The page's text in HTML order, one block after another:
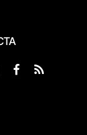
Facebook
RSS